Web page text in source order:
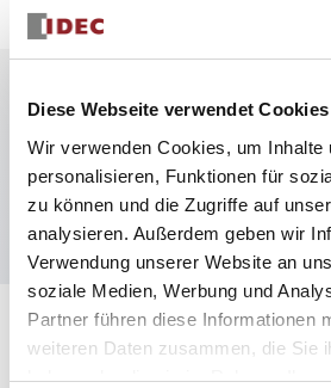
Diese Webseite verwendet Cookies
Wir verwenden Cookies, um Inhalte
personalisieren, Funktionen für
zu können und die Zugriffe auf
analysieren. Außerdem geben wir
Verwendung unserer Website an
soziale Medien, Werbung und
Partner führen diese Informationen
weiteren Daten zusammen, die Sie
haben oder die sie im Rahmen
Hauptmerkmale
FL1F Montageclip
Spezifikationen